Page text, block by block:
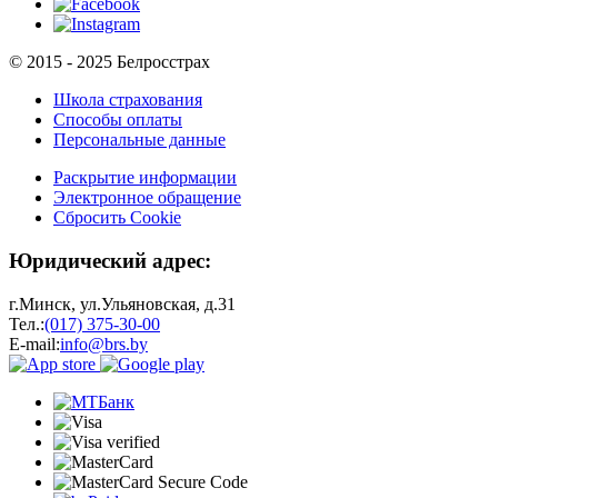
© 2015 - 2025 Белросстрах
Школа страхования
Способы оплаты
Персональные данные
Раскрытие информации
Электронное обращение
Сбросить Cookie
Юридический адрес:
г.Минск, ул.Ульяновская, д.31
Тел.:(017) 375-30-00
E-mail:info@brs.by